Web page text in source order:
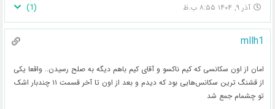
آذر ۹, ۱۴۰۴ ۸:۵۵ ب.ظ (
1
)
mllh1
امان از اون سکانسی که کیم ناکسو و آقای کیم باهم دیگه به صلح رسیدن.. واقعا یکی
از قشنگ ترین سکانس‌هایی بود که دیدم و بعد از اون تا آخر قسمت ۱۱ چندبار اشک
تو چشمام جمع شد